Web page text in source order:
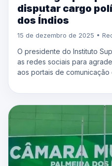
disputar cargo
dos Índios
15 de dezembro de 2025 •
O presidente do Instituto
as redes sociais para
aos portais de comunicação